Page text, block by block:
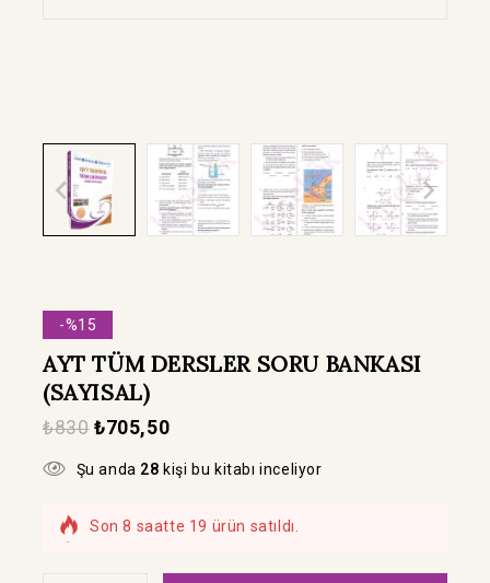
-%15
AYT TÜM DERSLER SORU BANKASI
(SAYISAL)
₺830 ₺705,50
Şu anda 28 kişi bu kitabı inceliyor
Son 8 saatte 19 ürün satıldı.